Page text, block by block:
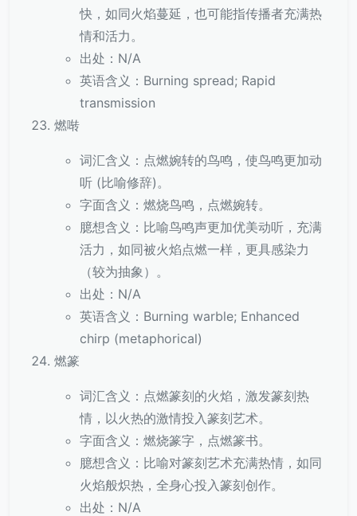
快，如同火焰蔓延，也可能指传播者充满热
情和活力。
出处：N/A
英语含义：Burning spread; Rapid
transmission
燃啭
词汇含义：点燃婉转的鸟鸣，使鸟鸣更加动
听 (比喻修辞)。
字面含义：燃烧鸟鸣，点燃婉转。
臆想含义：比喻鸟鸣声更加优美动听，充满
活力，如同被火焰点燃一样，更具感染力
（较为抽象）。
出处：N/A
英语含义：Burning warble; Enhanced
chirp (metaphorical)
燃篆
词汇含义：点燃篆刻的火焰，激发篆刻热
情，以火热的激情投入篆刻艺术。
字面含义：燃烧篆字，点燃篆书。
臆想含义：比喻对篆刻艺术充满热情，如同
火焰般炽热，全身心投入篆刻创作。
出处：N/A